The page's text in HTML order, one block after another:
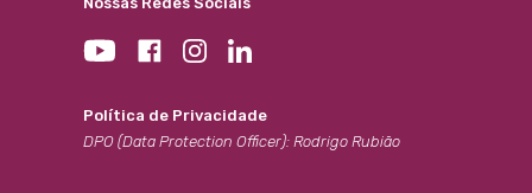
Política de Privacidade
DPO (Data Protection Officer): Rodrigo Rubião